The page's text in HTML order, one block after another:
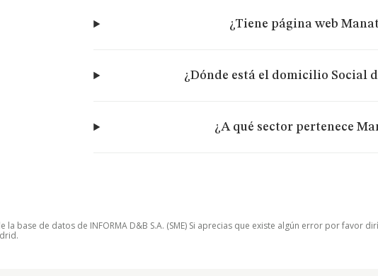
¿Tiene página web
¿Dónde está el domicilio Social
¿A qué sector pertenece
base de datos de INFORMA D&B S.A. (SME) Si aprecias que existe algún error por favor